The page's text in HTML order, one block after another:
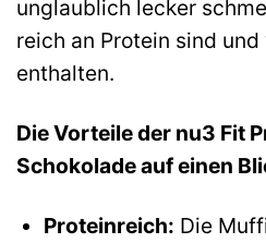
unglaublich lecker
reich an Protein sind
enthalten.
Die Vorteile der nu3 Fit
Schokolade auf einen
Proteinreich: Die